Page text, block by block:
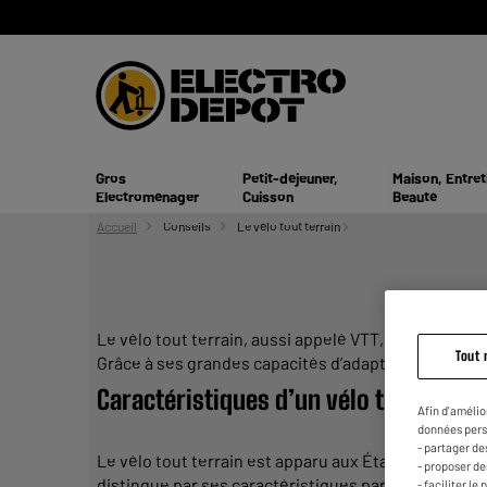
Gros
Electroménager
Petit-déjeuner,
Cuisson
Maison,
Beauté
Accueil Conseils Le vélo tout terrain
Le vélo tout terrain, aussi appelé VTT, est un type
Grâce à ses grandes capacités d’adaptation sur de
Caractéristiques d’un vélo tout terrain
Le vélo tout terrain est apparu aux États-Unis
Tout
Afin
données
- partager
- proposer
- faciliter le